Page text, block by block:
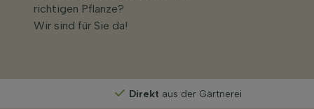
richtigen Pflanze?
Wir sind für Sie da!
Direkt aus der Gärtnerei